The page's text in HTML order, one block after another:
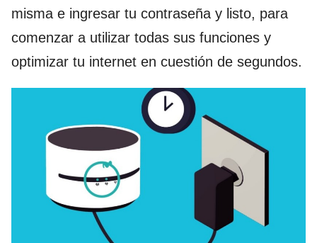
misma e ingresar tu contraseña y listo, para
comenzar a utilizar todas sus funciones y
optimizar tu internet en cuestión de segundos.